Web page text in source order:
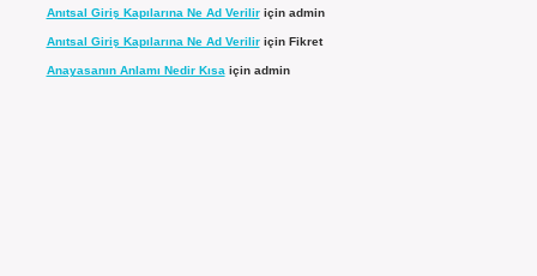
Anıtsal Giriş Kapılarına Ne Ad Veriliriçin admin
Anıtsal Giriş Kapılarına Ne Ad Veriliriçin Fikret
Anayasanın Anlamı Nedir Kısa için admin